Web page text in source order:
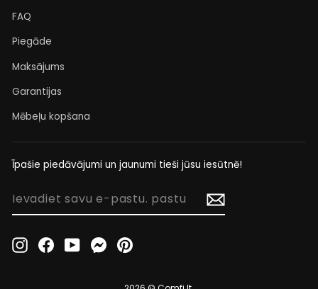
FAQ
Piegāde
Maksājums
Garantijas
Mēbeļu kopšana
Īpašie piedāvājumi un jaunumi tieši jūsu iesūtnē!
IEVADIET
PASTU.InstagramFacebookYouTubeMessenger